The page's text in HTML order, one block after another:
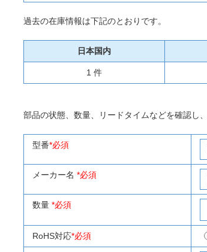
過去の在庫情報は下記のとおりです。
日本国内
1 件
部品の状態、数量、リードタイムなどを確認し
型番*必須
メーカー名 *必須
数量 *必須
RoHS対応*必須